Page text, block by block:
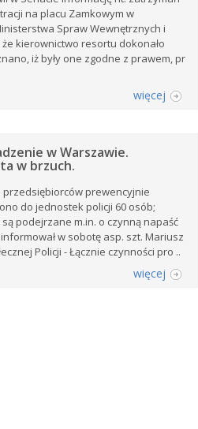
na placu Zamkowym w
Spraw Wewnętrznych i
kierownictwo resortu dokonało
iż były one zgodne z prawem, pr
więcej
w Warszawie.
w brzuch.
przedsiębiorców prewencyjnie
do jednostek policji 60 osób;
podejrzane m.in. o czynną napaść
w sobotę asp. szt. Mariusz
Policji - Łącznie czynności pro ..
więcej